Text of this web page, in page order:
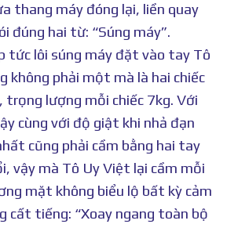
thang máy đóng lại, liền quay
đúng hai từ: “Súng máy”.
tức lôi súng máy đặt vào tay Tô
không phải một mà là hai chiếc
trọng lượng mỗi chiếc 7kg. Với
cùng với độ giật khi nhả đạn
cũng phải cầm bằng hai tay
vậy mà Tô Uy Việt lại cầm mỗi
mặt không biểu lộ bất kỳ cảm
cất tiếng: “Xoay ngang toàn bộ